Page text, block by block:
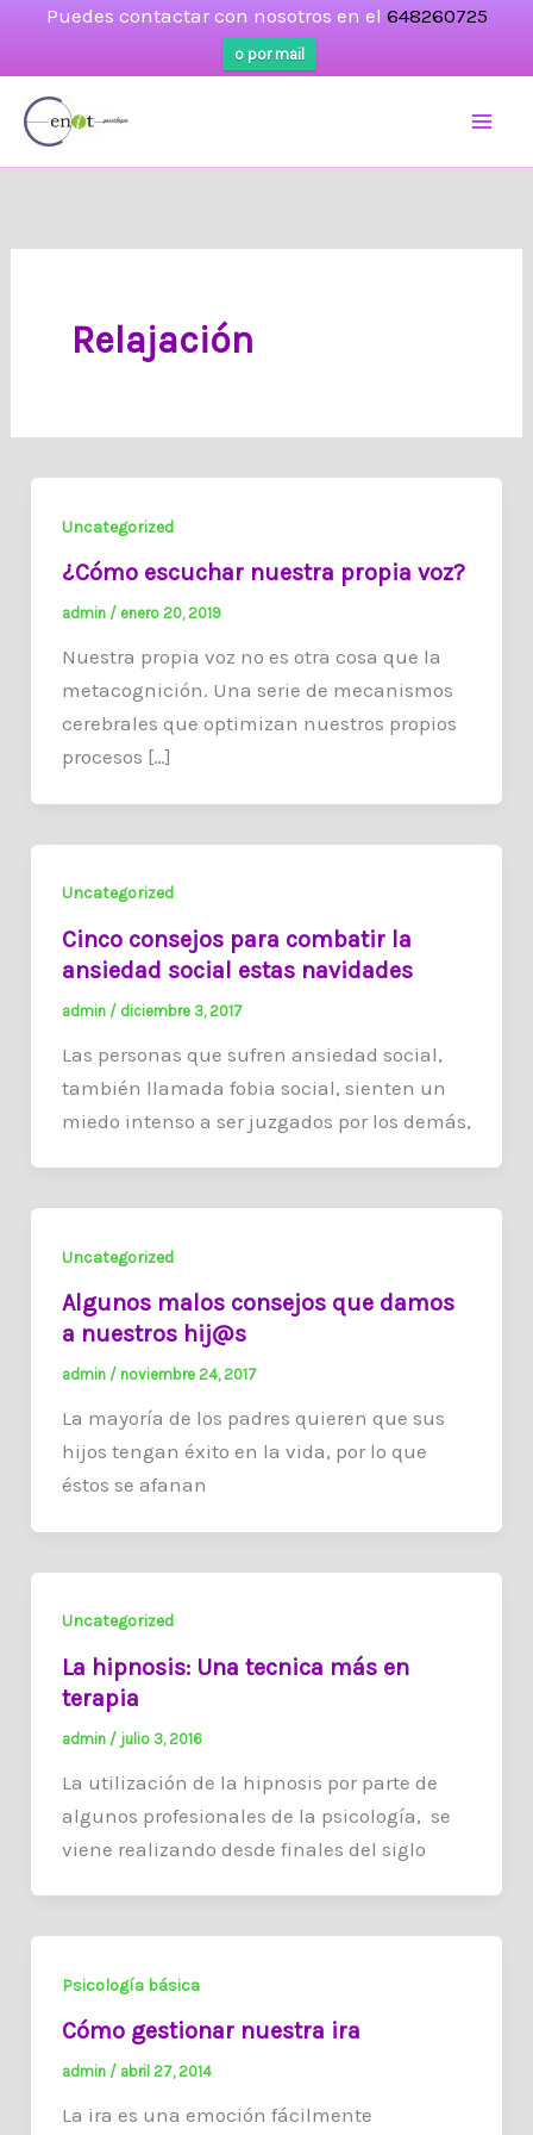
Puedes contactar con nosotros en el 648260725
o por mail
Relajación
Uncategorized
¿Cómo escuchar nuestra propia voz?
admin / enero 20, 2019
Nuestra propia voz no es otra cosa que la
metacognición. Una serie de mecanismos
cerebrales que optimizan nuestros propios
procesos […]
Uncategorized
Cinco consejos para combatir la
ansiedad social estas navidades
admin / diciembre 3, 2017
Las personas que sufren ansiedad social,
también llamada fobia social, sienten un
miedo intenso a ser juzgados por los demás,
Uncategorized
Algunos malos consejos que damos
a nuestros hij@s
admin / noviembre 24, 2017
La mayoría de los padres quieren que sus
hijos tengan éxito en la vida, por lo que
éstos se afanan
Uncategorized
La hipnosis: Una tecnica más en
terapia
admin / julio 3, 2016
La utilización de la hipnosis por parte de
algunos profesionales de la psicología, se
viene realizando desde finales del siglo
Psicología básica
Cómo gestionar nuestra ira
admin / abril 27, 2014
La ira es una emoción fácilmente